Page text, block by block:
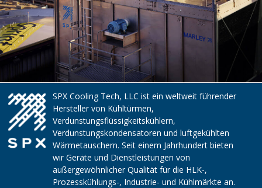
SPX Cooling Tech, LLC ist ein weltweit führender
Hersteller von Kühltürmen,
Verdunstungsflüssigkeitskühlern,
Verdunstungskondensatoren und luftgekühlten
Wärmetauschern. Seit einem Jahrhundert bieten
wir Geräte und Dienstleistungen von
außergewöhnlicher Qualität für die HLK-,
Prozesskühlungs-, Industrie- und Kühlmärkte an.